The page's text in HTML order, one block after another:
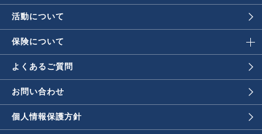
活動について
保険について
よくあるご質問
お問い合わせ
個人情報保護方針